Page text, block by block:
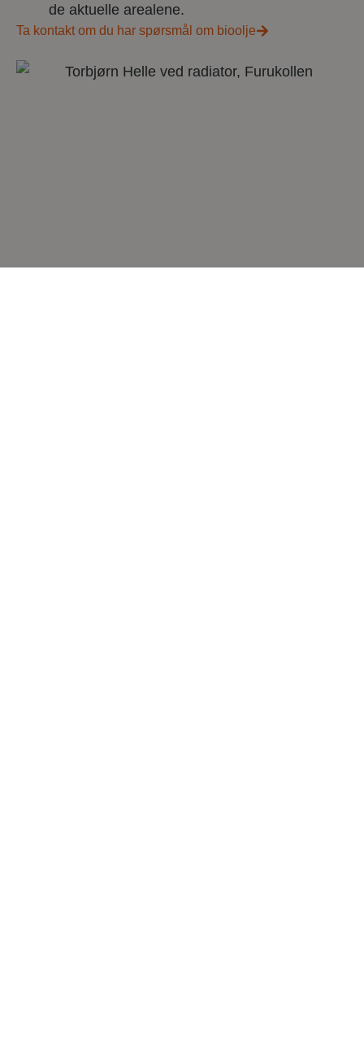
de aktuelle arealene.
Ta kontakt om du har spørsmål om bioolje